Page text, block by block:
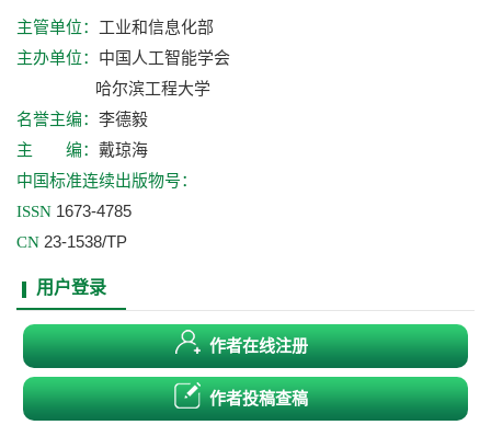
主管单位： 工业和信息化部
主办单位： 中国人工智能学会
哈尔滨工程大学
名誉主编： 李德毅
主 编： 戴琼海
中国标准连续出版物号：
ISSN 1673-4785
CN 23-1538/TP
用户登录
作者在线注册
作者投稿查稿